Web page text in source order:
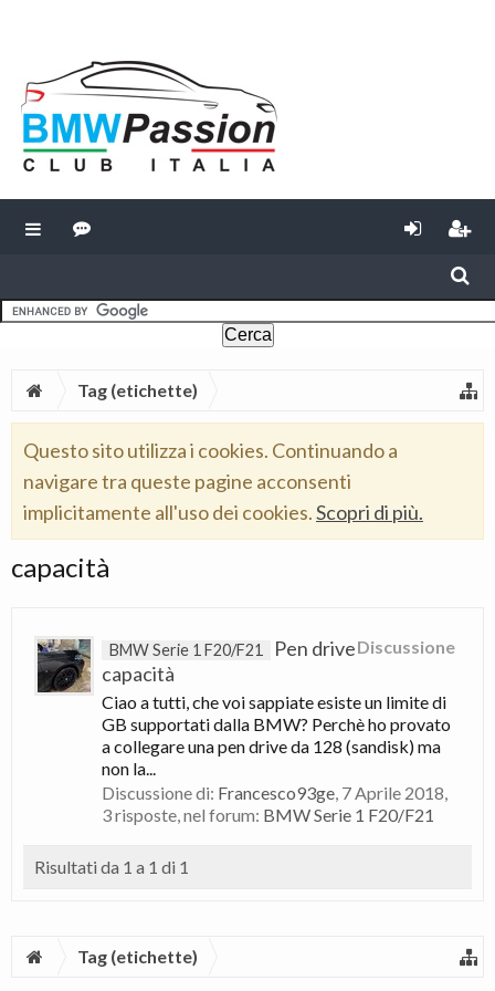
Tag (etichette)
Questo sito utilizza i cookies. Continuando a
navigare tra queste pagine acconsenti
implicitamente all'uso dei cookies.Scopri di più.
capacità
Discussione
BMW Serie 1 F20/F21
Pen drive
capacità
Ciao a tutti, che voi sappiate esiste un limite di
GB supportati dalla BMW? Perchè ho provato
a collegare una pen drive da 128 (sandisk) ma
non la...
Discussione di: Francesco93ge, 7 Aprile 2018,
3 risposte, nel forum: BMW Serie 1 F20/F21
Risultati da 1 a 1 di 1
Tag (etichette)